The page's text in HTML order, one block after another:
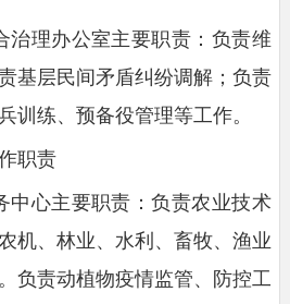
治理办公室主要职责：负责维
基层民间矛盾纠纷调解；负责
训练、预备役管理等工作。
职责
中心主要职责：负责农业技术
机、林业、水利、畜牧、渔业
负责动植物疫情监管、防控工